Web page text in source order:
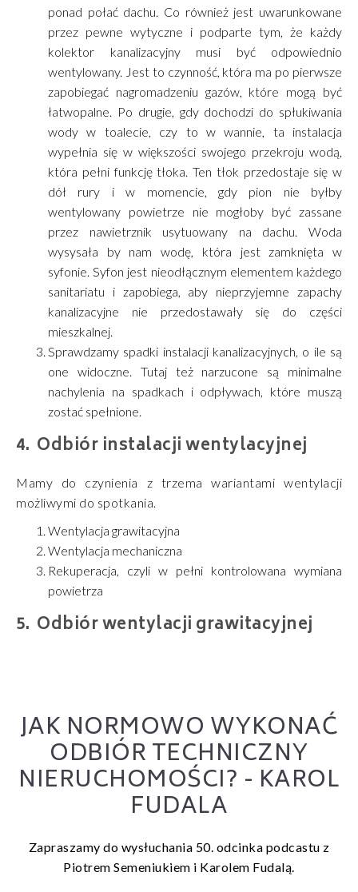
ponad połać dachu. Co również jest uwarunkowane
przez pewne wytyczne i podparte tym, że każdy
kolektor kanalizacyjny musi być odpowiednio
wentylowany. Jest to czynność, która ma po pierwsze
zapobiegać nagromadzeniu gazów, które mogą być
łatwopalne. Po drugie, gdy dochodzi do spłukiwania
wody w toalecie, czy to w wannie, ta instalacja
wypełnia się w większości swojego przekroju wodą,
która pełni funkcję tłoka. Ten tłok przedostaje się w
dół rury i w momencie, gdy pion nie byłby
wentylowany powietrze nie mogłoby być zassane
przez nawietrznik usytuowany na dachu. Woda
wysysała by nam wodę, która jest zamknięta w
syfonie. Syfon jest nieodłącznym elementem każdego
sanitariatu i zapobiega, aby nieprzyjemne zapachy
kanalizacyjne nie przedostawały się do części
mieszkalnej.
Sprawdzamy spadki instalacji kanalizacyjnych, o ile są
one widoczne. Tutaj też narzucone są minimalne
nachylenia na spadkach i odpływach, które muszą
zostać spełnione.
Odbiór instalacji wentylacyjnej
Mamy do czynienia z trzema wariantami wentylacji
możliwymi do spotkania.
Wentylacja grawitacyjna
Wentylacja mechaniczna
Rekuperacja, czyli w pełni kontrolowana wymiana
powietrza
Odbiór wentylacji grawitacyjnej
JAK NORMOWO WYKONAĆ
ODBIÓR TECHNICZNY
NIERUCHOMOŚCI? - KAROL
FUDALA
Zapraszamy do wysłuchania 50. odcinka podcastu z
Piotrem Semeniukiem i Karolem Fudalą.